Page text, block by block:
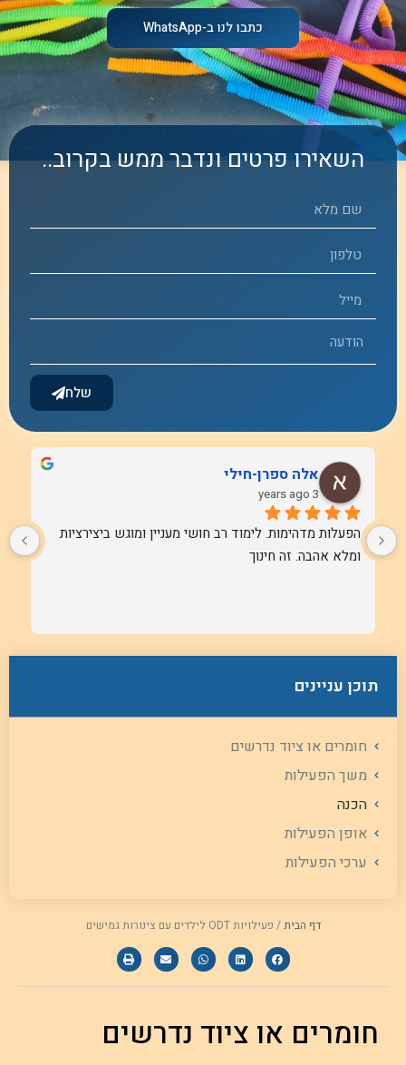
כתבו לנו ב-WhatsApp
השאירו פרטים ונדבר ממש בקרוב..
שלח
אלה ספרן-חילי
3 years ago
ומלא אהבה. זה חינוך
תוכן עניינים
חומרים או ציוד נדרשים
משך הפעילות
הכנה
אופן הפעילות
ערכי הפעילות
דף הבית/ פעילויות ODT לילדים עם צינורות גמישים
חומרים או ציוד נדרשים